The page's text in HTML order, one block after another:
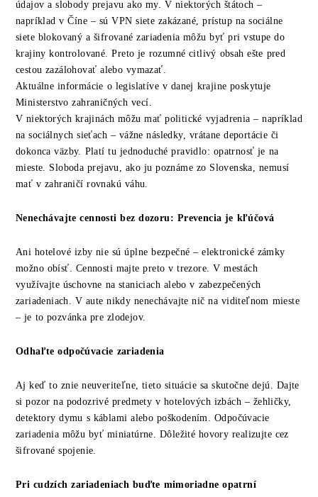
údajov a slobody prejavu ako my. V niektorých štátoch –
napríklad v Číne – sú VPN siete zakázané, prístup na sociálne
siete blokovaný a šifrované zariadenia môžu byť pri vstupe do
krajiny kontrolované. Preto je rozumné citlivý obsah ešte pred
cestou zazálohovať alebo vymazať.
Aktuálne informácie o legislatíve v danej krajine poskytuje
Ministerstvo zahraničných vecí.
V niektorých krajinách môžu mať politické vyjadrenia – napríklad
na sociálnych sieťach – vážne následky, vrátane deportácie či
dokonca väzby. Platí tu jednoduché pravidlo: opatrnosť je na
mieste. Sloboda prejavu, ako ju poznáme zo Slovenska, nemusí
mať v zahraničí rovnakú váhu.
Nenechávajte cennosti bez dozoru: Prevencia je kľúčová
Ani hotelové izby nie sú úplne bezpečné – elektronické zámky
možno obísť. Cennosti majte preto v trezore. V mestách
využívajte úschovne na staniciach alebo v zabezpečených
zariadeniach. V aute nikdy nenechávajte nič na viditeľnom mieste
– je to pozvánka pre zlodejov.
Odhaľte odpočúvacie zariadenia
Aj keď to znie neuveriteľne, tieto situácie sa skutočne dejú. Dajte
si pozor na podozrivé predmety v hotelových izbách – žehličky,
detektory dymu s káblami alebo poškodením. Odpočúvacie
zariadenia môžu byť miniatúrne. Dôležité hovory realizujte cez
šifrované spojenie.
Pri cudzích zariadeniach buďte mimoriadne opatrní